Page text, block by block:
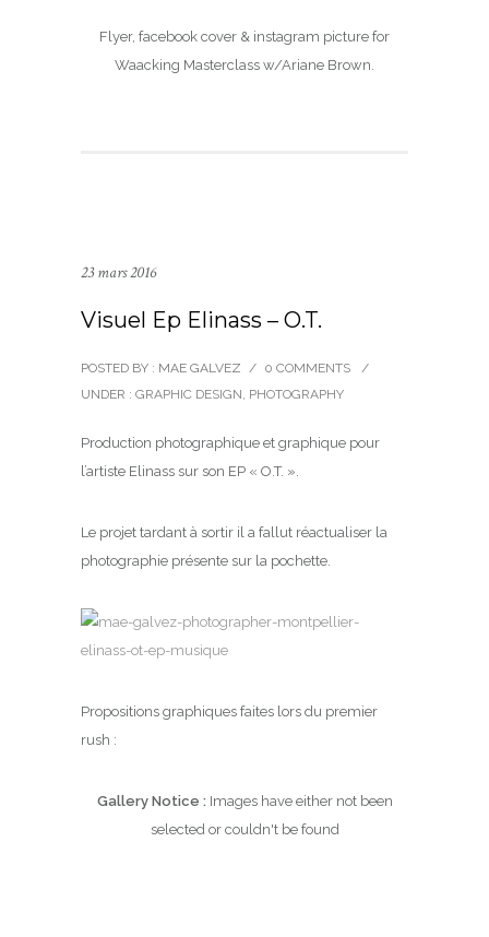
Flyer, facebook cover & instagram picture for
Waacking Masterclass w/Ariane Brown.
23 mars 2016
Visuel Ep Elinass – O.T.
POSTED BY : MAE GALVEZ / 0 COMMENTS
/
UNDER : GRAPHIC DESIGN, PHOTOGRAPHY
Production photographique et graphique pour
l’artiste Elinass sur son EP « O.T. ».
Le projet tardant à sortir il a fallut réactualiser la
photographie présente sur la pochette.
Propositions graphiques faites lors du premier
rush :
Gallery Notice : Images have either not been
selected or couldn't be found